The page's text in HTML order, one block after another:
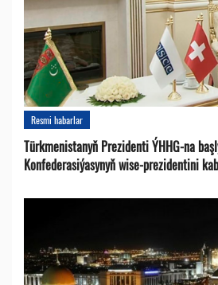
Resmi habarlar
Türkmenistanyň Prezidenti ÝHHG-na
Konfederasiýasynyň wise-prezidentini